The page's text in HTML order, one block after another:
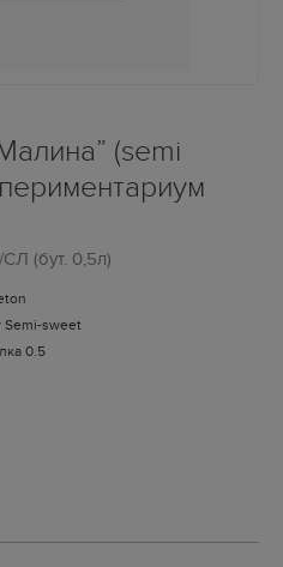
(semi
(бут. 0,5л)
Semi-sweet
0.5